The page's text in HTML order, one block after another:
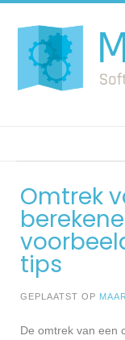
naar
inhoud
Omtrek
tips
GEPLAATST OP
De omtrek van een